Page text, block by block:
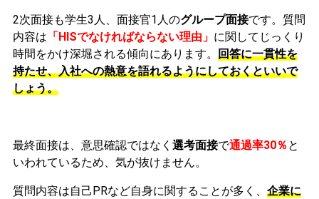
2次面接も学生3人、面接官1人のグループ面接です。質問
内容は 「HISでなければならない理由」 に関してじっくり
時間をかけ深堀される傾向にあります。 回答に一貫性を
持たせ、入社への熱意を語れるようにしておくといいで
しょう。
最終面接は、意思確認ではなく 選考面接で通過率30％ と
いわれているため、気が抜けません。
質問内容は自己PRなど自身に関することが多 く、 企業に